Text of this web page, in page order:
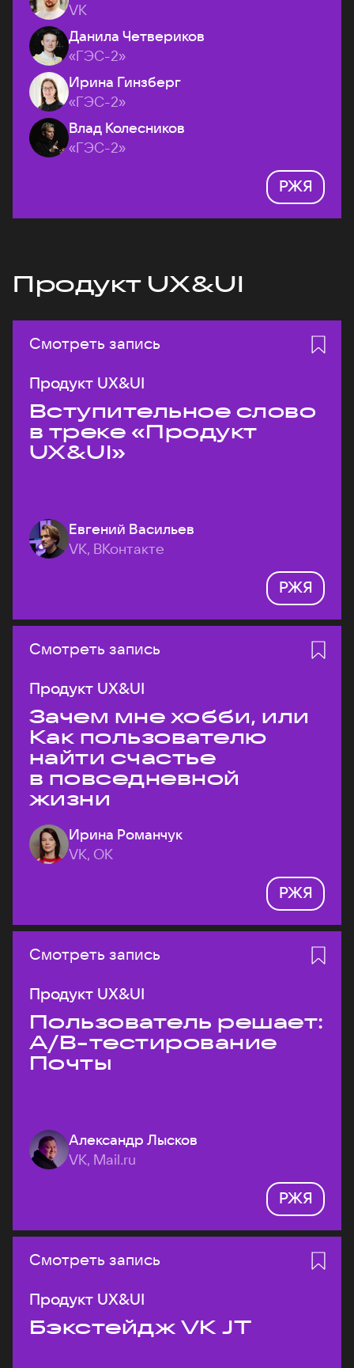
VK
Данила Четвериков
«ГЭС-2»
Ирина Гинзберг
«ГЭС-2»
Влад Колесников
«ГЭС-2»
РЖЯ
Продукт UX&UI
Смотреть запись
Продукт UX&UI
Вступительное слово
в треке «Продукт
UX&UI»
Евгений Васильев
VK, ВКонтакте
РЖЯ
Смотреть запись
Продукт UX&UI
Зачем мне хобби, или
Как пользователю
найти счастье
в повседневной
жизни
Ирина Романчук
VK, ОК
РЖЯ
Смотреть запись
Продукт UX&UI
Пользователь решает:
A/B-тестирование
Почты
Александр Лысков
VK, Mail.ru
РЖЯ
Смотреть запись
Продукт UX&UI
Бэкстейдж VK JT